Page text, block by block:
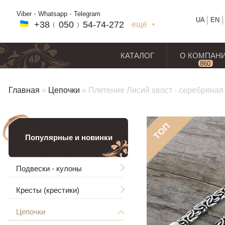
Viber • Whatsapp • Telegram
+38﹙ 050 ﹚54-74-272 ещё
+38(068) 97
UA EN
КАТАЛОГ О
860
Главная » Цепочки » Плетение Лисий хвост -
Популярные и новинки
Подвески - кулоны
Мужские
Большие
Ладанки
Кресты (крестики)
Без распятия
Цепочки
ТОП